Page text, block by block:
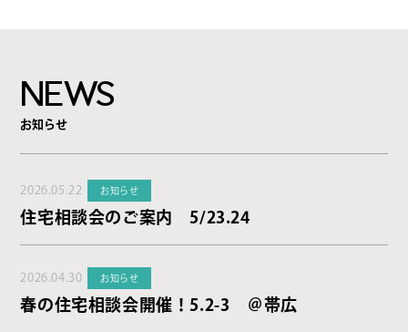
NEWS
お知らせ
2026.05.22 お知らせ
住宅相談会のご案内 5/23.24
2026.04.30 お知らせ
春の住宅相談会開催！5.2-3 ＠帯広